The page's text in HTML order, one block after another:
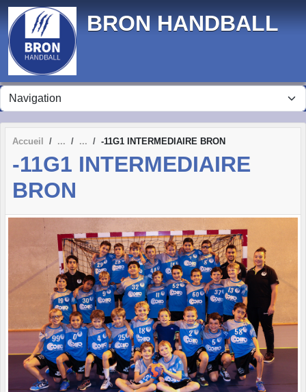
BRON HANDBALL
Accueil -11G1 INTERMEDIAIRE BRON
-11G1 INTERMEDIAIRE
BRON
Panneau de gestion des cookies